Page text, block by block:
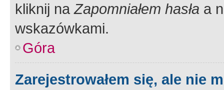
kliknij naZapomniałem hasła a
wskazówkami.
Góra
Zarejestrowałem się, ale nie